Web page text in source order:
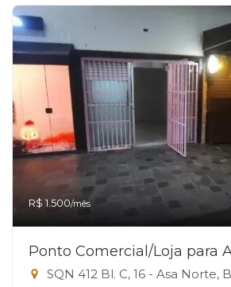
R$ 1.500/mês
Ponto Comercial/Loja para
SQN 412 Bl. C, 16 - Asa Norte,